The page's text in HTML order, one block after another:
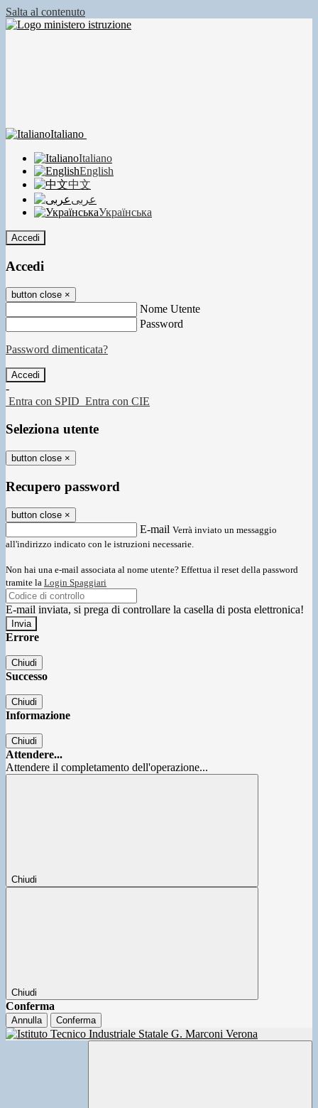
Salta al contenuto
Italiano
Italiano
English
中文
عربى
Українська
Accedi
Accedi
button close ×
Nome Utente
Password
Password dimenticata?
-
Entra con SPID Entra con CIE
Seleziona utente
button close ×
Recupero password
button close ×
E-mail Verrà inviato un messaggio
all'indirizzo indicato con le istruzioni necessarie.
Non hai una e-mail associata al nome utente? Effettua il reset della password
tramite la Login Spaggiari
E-mail inviata, si prega di controllare la casella di posta elettronica!
Errore
Chiudi
Successo
Chiudi
Informazione
Chiudi
Attendere...
Attendere il completamento dell'operazione...
Chiudi
Chiudi
Conferma
Annulla Conferma